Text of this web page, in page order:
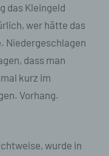
das Kleingeld
wer hätte das
Niedergeschlagen
dass man
kurz im
Vorhang.
wurde in